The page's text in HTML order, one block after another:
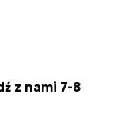
z nami 7-8